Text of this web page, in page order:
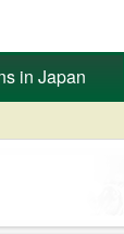
in Japan